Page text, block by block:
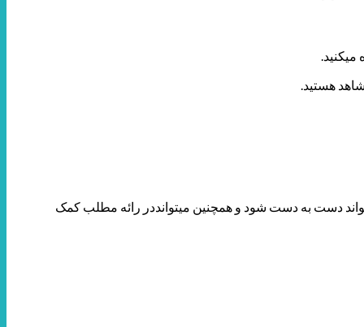
هستید.
دست به دست شود و همچنین میتوانددر رائه مطلب کمک